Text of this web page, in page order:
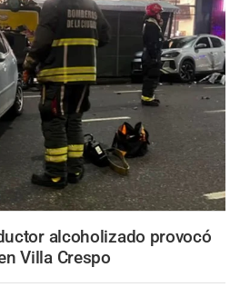
alcoholizado provocó
Villa Crespo